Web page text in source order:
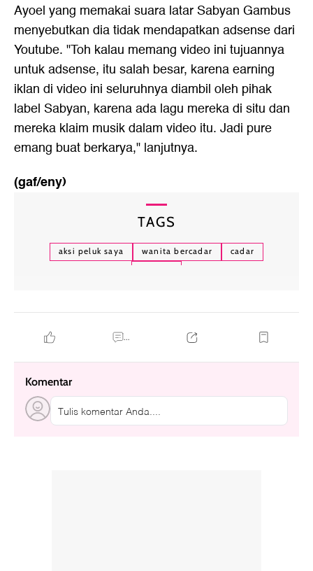
Ayoel yang memakai suara latar Sabyan Gambus
menyebutkan dia tidak mendapatkan adsense dari
Youtube. "Toh kalau memang video ini tujuannya
untuk adsense, itu salah besar, karena earning
iklan di video ini seluruhnya diambil oleh pihak
label Sabyan, karena ada lagu mereka di situ dan
mereka klaim musik dalam video itu. Jadi pure
emang buat berkarya," lanjutnya.
(gaf/eny)
TAGS
aksi peluk saya wanita bercadar
cadar
...
Komentar
Tulis komentar Anda....